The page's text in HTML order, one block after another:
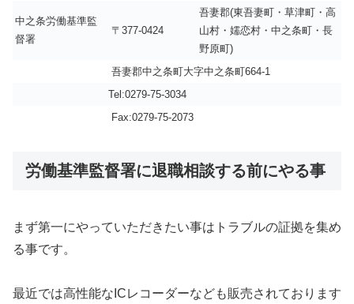
中之条労働基準監
督署
〒377-0424
吾妻郡(東吾妻町・草津町・高
山村・嬬恋村・中之条町・長
野原町)
吾妻郡中之条町大字中之条町664-1
Tel:0279-75-3034
Fax:0279-75-2073
労働基準監督署に退職相談する前にやる事
まず第一にやっていただきたい事はトラブルの証拠を集め
る事です。
最近では高性能なICレコーダーなども販売されております